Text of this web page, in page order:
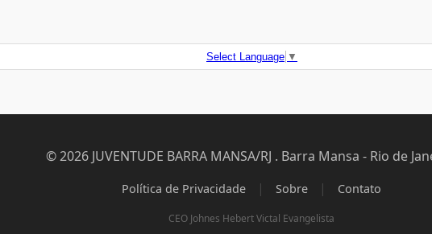
Select Language ▼
© 2026 JUVENTUDE BARRA MANSA/RJ . Barra Mansa - Rio de
Política de Privacidade | Sobre | Contato
CEO Johnes Hebert Victal Evangelista